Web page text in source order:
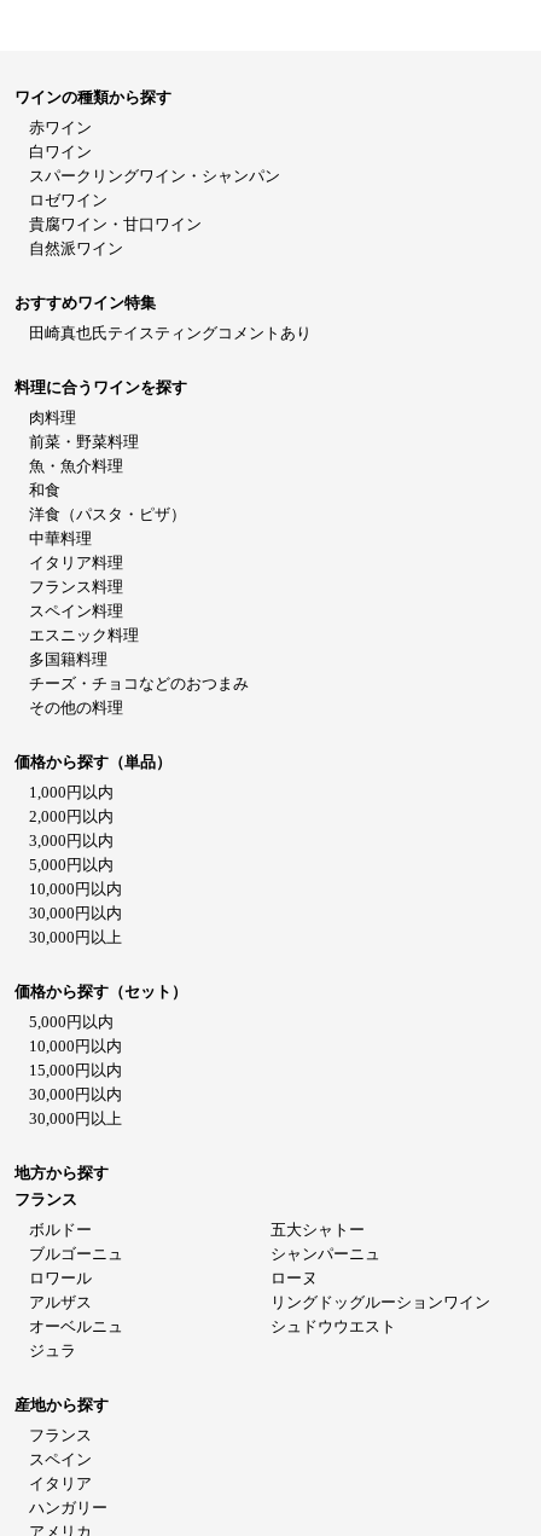
ワインの種類から探す
赤ワイン
白ワイン
スパークリングワイン・シャンパン
ロゼワイン
貴腐ワイン・甘口ワイン
自然派ワイン
おすすめワイン特集
田崎真也氏テイスティングコメントあり
料理に合うワインを探す
肉料理
前菜・野菜料理
魚・魚介料理
和食
洋食（パスタ・ピザ）
中華料理
イタリア料理
フランス料理
スペイン料理
エスニック料理
多国籍料理
チーズ・チョコなどのおつまみ
その他の料理
価格から探す（単品）
1,000円以内
2,000円以内
3,000円以内
5,000円以内
10,000円以内
30,000円以内
30,000円以上
価格から探す（セット）
5,000円以内
10,000円以内
15,000円以内
30,000円以内
30,000円以上
地方から探す
フランス
ボルドー
五大シャトー
ブルゴーニュ
シャンパーニュ
ロワール
ローヌ
アルザス
リングドッグルーションワイン
オーベルニュ
シュドウウエスト
ジュラ
産地から探す
フランス
スペイン
イタリア
ハンガリー
アメリカ